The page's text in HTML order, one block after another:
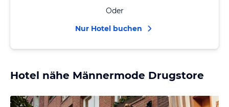
Oder
Nur Hotel buchen
Hotel nähe Männermode Drugstore